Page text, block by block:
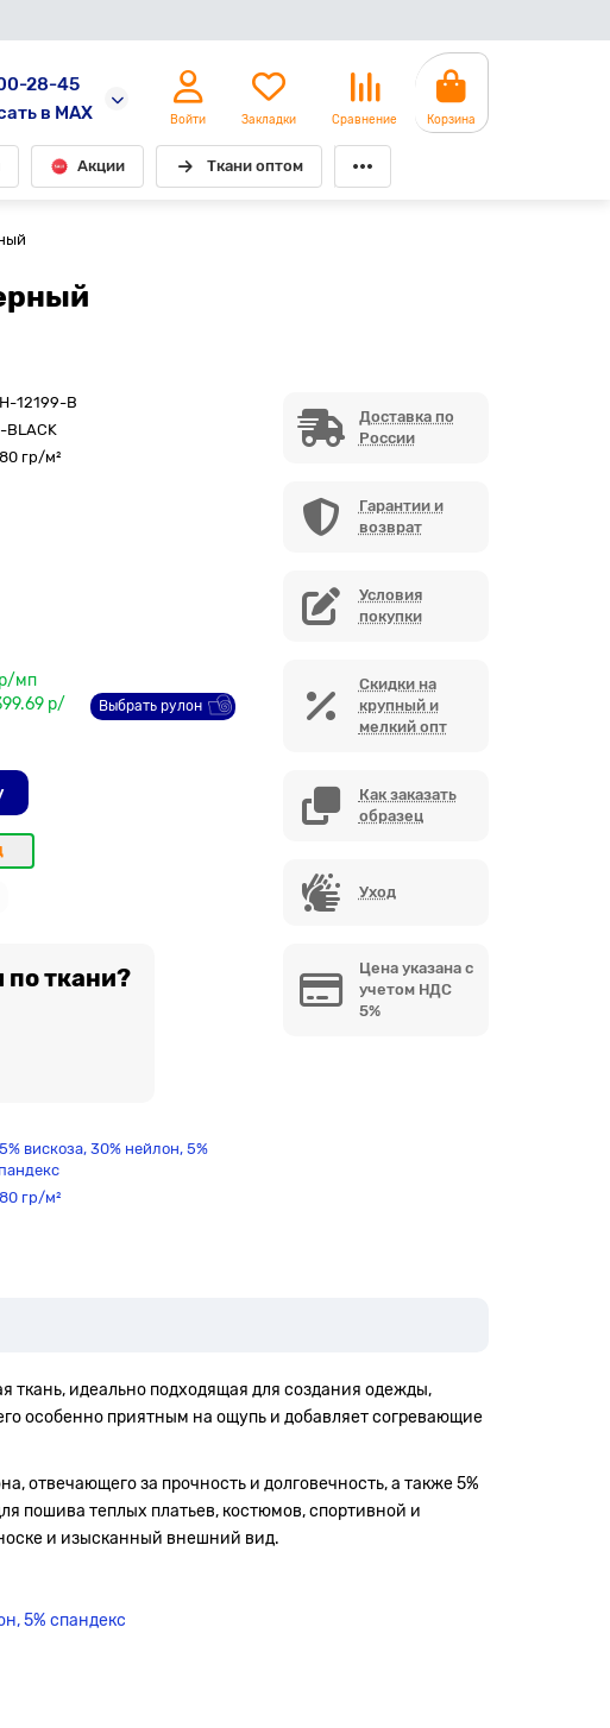
28-45
в MAX
Войти Закладки Сравнение Корзина
Акции Ткани оптом
12199-B
BLACK
гр/м²
р/мп
р/
Выбрать рулон
ткани?
вискоза, 30% нейлон, 5%
гр/м²
Доставка по
России
Гарантии и
возврат
Условия
покупки
Скидки на
крупный и
мелкий опт
Как заказать
образец
Уход
Цена указана с
учетом НДС
5%
ткань, идеально подходящая для создания одежды,
особенно приятным на ощупь и добавляет согревающие
отвечающего за прочность и долговечность, а также 5%
пошива теплых платьев, костюмов, спортивной и
и изысканный внешний вид.
5% спандекс